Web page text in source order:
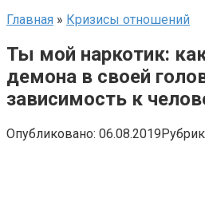
Главная » Кризисы отношений
Ты мой наркотик:
демона в своей
зависимость к
Опубликовано: 06.08.2019